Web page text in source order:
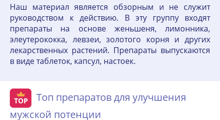
Наш материал является обзорным и не служит
руководством к действию. В эту группу входят
препараты на основе женьшеня, лимонника,
элеутерококка, левзеи, золотого корня и других
лекарственных растений. Препараты выпускаются
в виде таблеток, капсул, настоек.
Топ препаратов для улучшения
мужской потенции